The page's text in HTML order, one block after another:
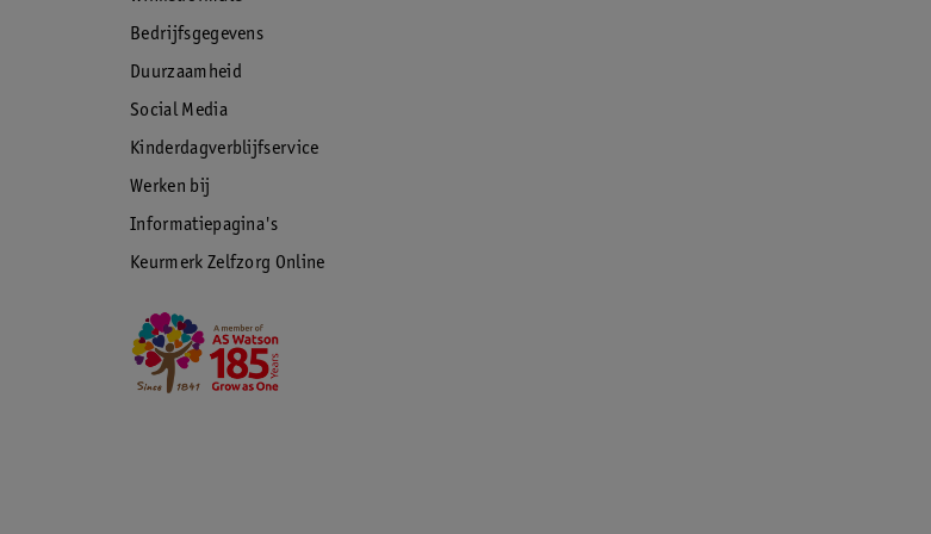
Bedrijfsgegevens
Duurzaamheid
Social Media
Kinderdagverblijfservice
Werken bij
Informatiepagina's
Keurmerk Zelfzorg Online